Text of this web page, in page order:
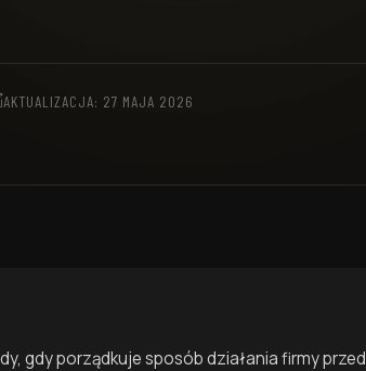
AKTUALIZACJA: 27 MAJA 2026
gdy porządkuje sposób działania firmy przed